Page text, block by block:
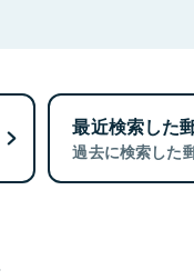
最近検索した
過去に検索した